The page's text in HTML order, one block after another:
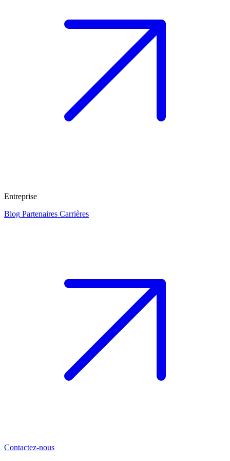
Entreprise
Blog Partenaires Carrières
Contactez-nous